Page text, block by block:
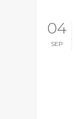
04
SEP